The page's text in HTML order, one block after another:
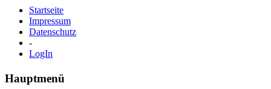
Startseite
Impressum
Datenschutz
-
LogIn
Hauptmenü